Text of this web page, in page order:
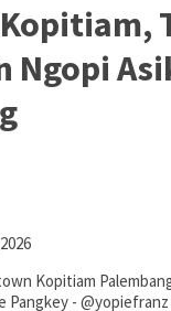
Ngopi